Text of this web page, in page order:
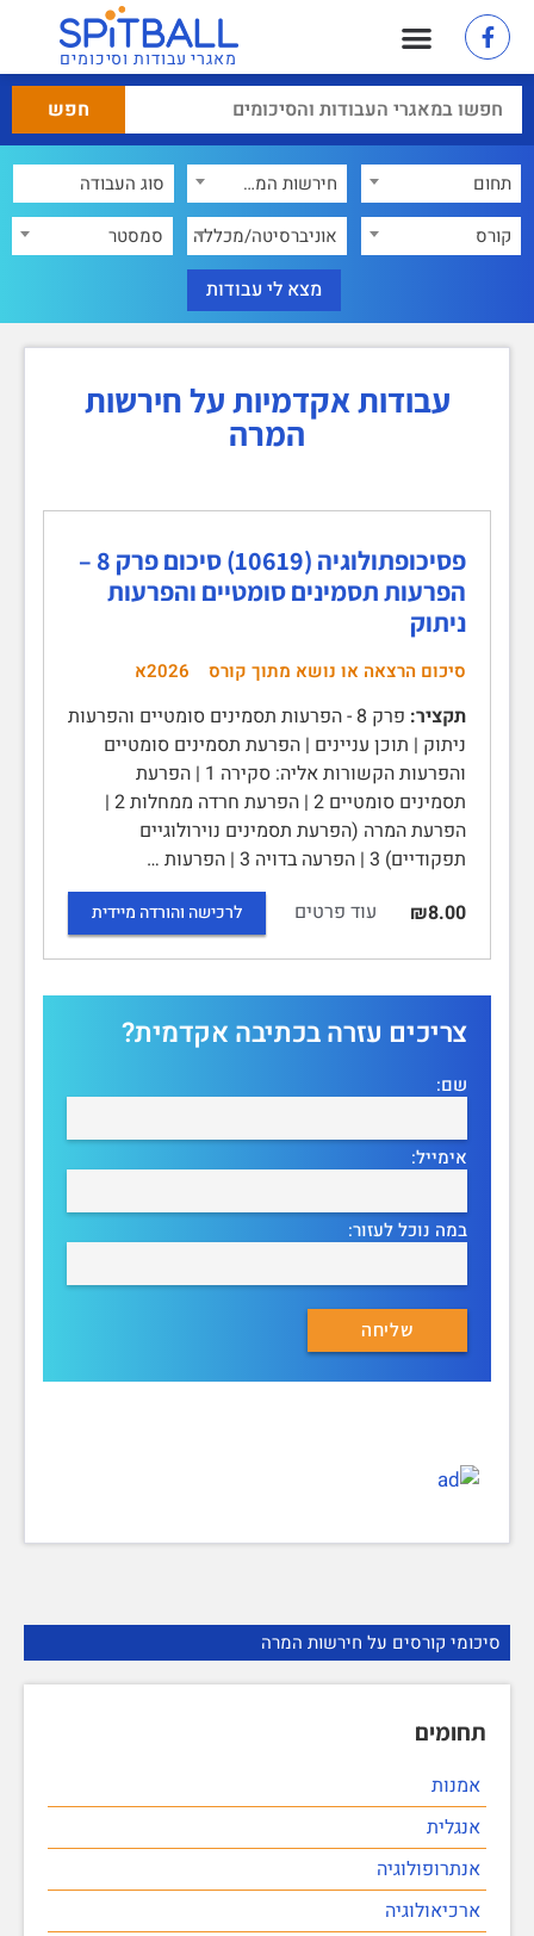
מאגרי עבודות וסיכומים
תחום
חירשות המרה
קורס
אוניברסיטה/מכללה סמסטר
סיכומי קורסים על חירשות המרה
תחומים
אמנות
אנגלית
אנתרופולוגיה
ארכיאולוגיה
עבודות אקדמיות על חירשות
המרה
פסיכופתולוגיה (10619) סיכום פרק 8 –
הפרעות תסמינים סומטיים והפרעות
ניתוק
סיכום הרצאה או נושא מתוך קורס 2026א
תקציר:
פרק 8 - הפרעות תסמינים סומטיים והפרעות
ניתוק | תוכן עניינים | הפרעת תסמינים סומטיים
והפרעות הקשורות אליה: סקירה 1 | הפרעת
תסמינים סומטיים 2 | הפרעת חרדה ממחלות 2 |
הפרעת המרה (הפרעת תסמינים נוירולוגיים
תפקודיים) 3 | הפרעה בדויה 3 | הפרעות …
₪8.00
עוד פרטים לרכישה והורדה מיידית
צריכים עזרה בכתיבה אקדמית?
שם:
אימייל:
במה נוכל לעזור: